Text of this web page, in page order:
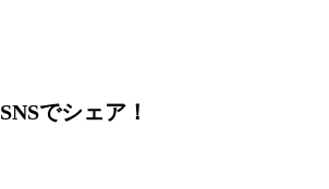
SNSでシェア！